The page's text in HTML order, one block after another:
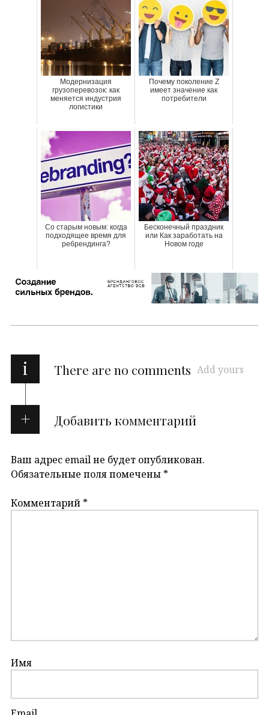
Модернизация
грузоперевозок: как
меняется индустрия
логистики
Почему поколение Z
имеет значение как
потребители
Со старым новым: когда
подходящее время для
ребрендинга?
Бесконечный праздник
или Как заработать на
Новом годе
i There are no comments Add yours
Добавить комментарий
Ваш адрес email не будет опубликован.
Обязательные поля помечены *
Комментарий *
Имя